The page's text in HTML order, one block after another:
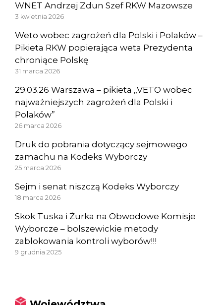
WNET Andrzej Zdun Szef RKW Mazowsze
3 kwietnia 2026
Weto wobec zagrożeń dla Polski i Polaków –
Pikieta RKW popierająca weta Prezydenta
chroniące Polskę
31 marca 2026
29.03.26 Warszawa – pikieta „VETO wobec
najważniejszych zagrożeń dla Polski i
Polaków”
26 marca 2026
Druk do pobrania dotyczący sejmowego
zamachu na Kodeks Wyborczy
25 marca 2026
Sejm i senat niszczą Kodeks Wyborczy
18 marca 2026
Skok Tuska i Żurka na Obwodowe Komisje
Wyborcze – bolszewickie metody
zablokowania kontroli wyborów!!!
9 grudnia 2025